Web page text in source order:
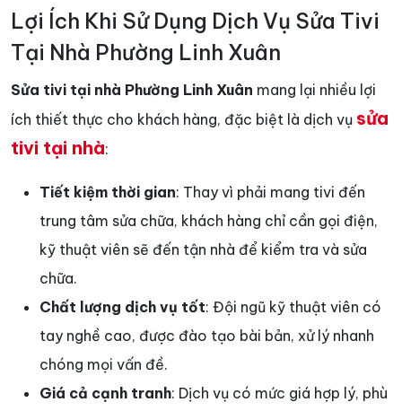
Lợi Ích Khi Sử Dụng Dịch Vụ Sửa Tivi
Tại Nhà Phường Linh Xuân
Sửa tivi tại nhà Phường Linh Xuân mang lại nhiều lợi
ích thiết thực cho khách hàng, đặc biệt là dịch vụ sửa
tivi tại nhà:
Tiết kiệm thời gian: Thay vì phải mang tivi đến
trung tâm sửa chữa, khách hàng chỉ cần gọi điện,
kỹ thuật viên sẽ đến tận nhà để kiểm tra và sửa
chữa.
Chất lượng dịch vụ tốt: Đội ngũ kỹ thuật viên có
tay nghề cao, được đào tạo bài bản, xử lý nhanh
chóng mọi vấn đề.
Giá cả cạnh tranh: Dịch vụ có mức giá hợp lý, phù